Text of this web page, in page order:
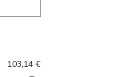
103,14 €